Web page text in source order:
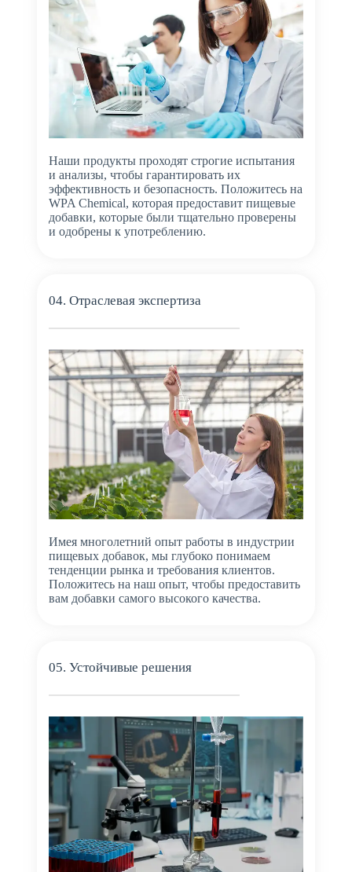
Наши продукты проходят строгие испытания
и анализы, чтобы гарантировать их
эффективность и безопасность. Положитесь на
WPA Chemical, которая предоставит пищевые
добавки, которые были тщательно проверены
и одобрены к употреблению.
04. Отраслевая экспертиза
Имея многолетний опыт работы в индустрии
пищевых добавок, мы глубоко понимаем
тенденции рынка и требования клиентов.
Положитесь на наш опыт, чтобы предоставить
вам добавки самого высокого качества.
05. Устойчивые решения